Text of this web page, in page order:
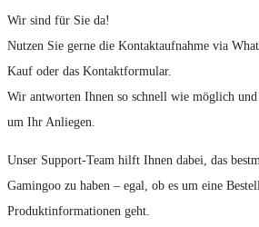
Wir sind für Sie da!
Nutzen Sie gerne die Kontaktaufnahme via
Kauf oder das Kontaktformular.
Wir antworten Ihnen so schnell wie möglich
um Ihr Anliegen.
Unser Support-Team hilft Ihnen dabei, das
Gamingoo zu haben – egal, ob es um eine
Produktinformationen geht.